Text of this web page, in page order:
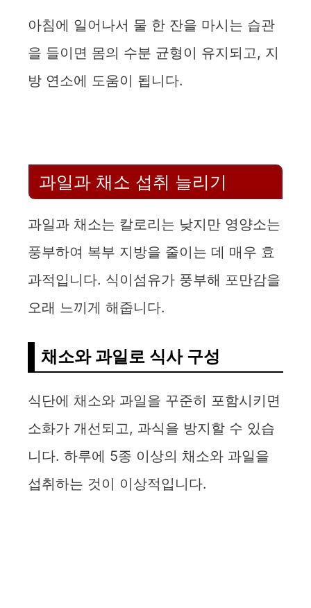
아침에 일어나서 물 한 잔을 마시는 습관
을 들이면 몸의 수분 균형이 유지되고, 지
방 연소에 도움이 됩니다.
과일과 채소 섭취 늘리기
과일과 채소는 칼로리는 낮지만 영양소는
풍부하여 복부 지방을 줄이는 데 매우 효
과적입니다. 식이섬유가 풍부해 포만감을
오래 느끼게 해줍니다.
채소와 과일로 식사 구성
식단에 채소와 과일을 꾸준히 포함시키면
소화가 개선되고, 과식을 방지할 수 있습
니다. 하루에 5종 이상의 채소와 과일을
섭취하는 것이 이상적입니다.